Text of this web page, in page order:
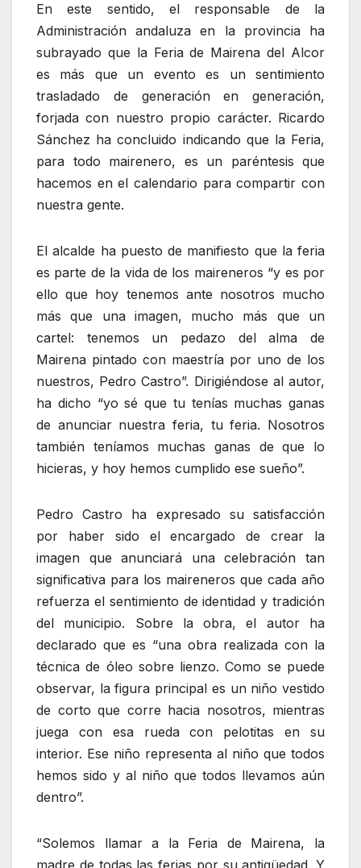
En este sentido, el responsable de la
Administración andaluza en la provincia ha
subrayado que la Feria de Mairena del Alcor
es más que un evento es un sentimiento
trasladado de generación en generación,
forjada con nuestro propio carácter. Ricardo
Sánchez ha concluido indicando que la Feria,
para todo mairenero, es un paréntesis que
hacemos en el calendario para compartir con
nuestra gente.
El alcalde ha puesto de manifiesto que la feria
es parte de la vida de los maireneros “y es por
ello que hoy tenemos ante nosotros mucho
más que una imagen, mucho más que un
cartel: tenemos un pedazo del alma de
Mairena pintado con maestría por uno de los
nuestros, Pedro Castro”. Dirigiéndose al autor,
ha dicho “yo sé que tu tenías muchas ganas
de anunciar nuestra feria, tu feria. Nosotros
también teníamos muchas ganas de que lo
hicieras, y hoy hemos cumplido ese sueño”.
Pedro Castro ha expresado su satisfacción
por haber sido el encargado de crear la
imagen que anunciará una celebración tan
significativa para los maireneros que cada año
refuerza el sentimiento de identidad y tradición
del municipio. Sobre la obra, el autor ha
declarado que es “una obra realizada con la
técnica de óleo sobre lienzo. Como se puede
observar, la figura principal es un niño vestido
de corto que corre hacia nosotros, mientras
juega con esa rueda con pelotitas en su
interior. Ese niño representa al niño que todos
hemos sido y al niño que todos llevamos aún
dentro”.
“Solemos llamar a la Feria de Mairena, la